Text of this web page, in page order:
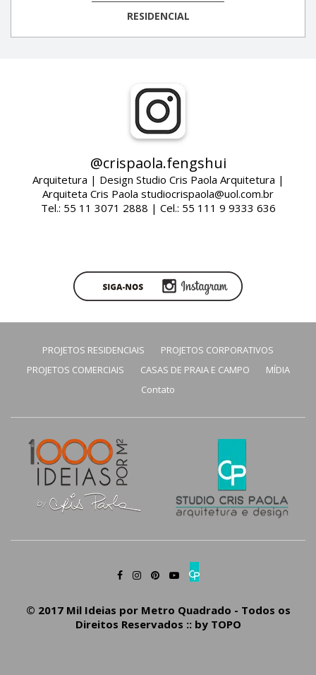
RESIDENCIAL
@crispaola.fengshui
Arquitetura | Design Studio Cris Paola Arquitetura |
Arquiteta Cris Paola studiocrispaola@uol.com.br
Tel.: 55 11 3071 2888 | Cel.: 55 111 9 9333 636
PROJETOS RESIDENCIAIS
PROJETOS CORPORATIVOS
PROJETOS COMERCIAIS
CASAS DE PRAIA E CAMPO
MÍDIA
Contato
© 2017 Mil Ideias por Metro Quadrado - Todos os
Direitos Reservados :: by TOPO